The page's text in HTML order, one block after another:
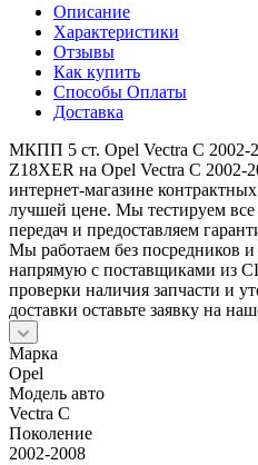
Описание
Характеристики
Отзывы
Как купить
Способы Оплаты
Доставка
МКПП 5 ст. Opel Vectra C 2002-
Z18XER на Opel Vectra C 2002-
интернет-магазине
лучшей цене. Мы тестируем все
передач и предоставляем
Мы работаем без посредников и
напрямую с поставщиками
проверки наличия запчасти и
доставки оставьте заявку на
Марка
Opel
Модель авто
Vectra C
Поколение
2002-2008